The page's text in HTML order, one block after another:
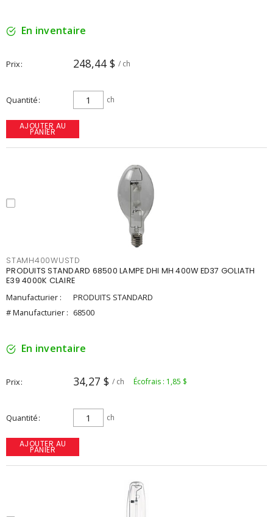
En inventaire
Prix 248,44 $ / ch
Quantité ch
AJOUTER AU
PANIER
STAMH400WUSTD
PRODUITS STANDARD 68500 LAMPE DHI MH 400W ED37 GOLIATH
E39 4000K CLAIRE
Manufacturier :
PRODUITS STANDARD
# Manufacturier : 68500
En inventaire
Prix 34,27 $ / ch Écofrais : 1,85 $
Quantité ch
AJOUTER AU
PANIER